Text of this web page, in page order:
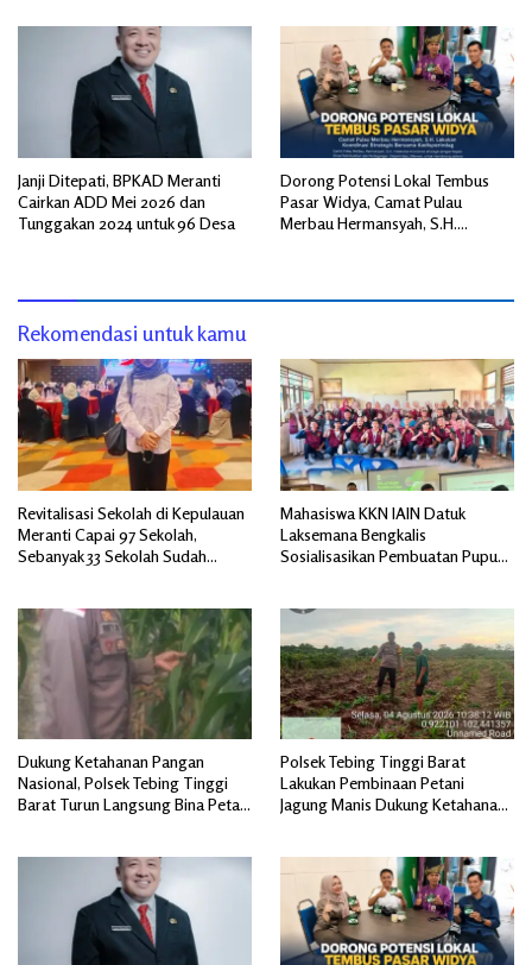
Janji Ditepati, BPKAD Meranti
Cairkan ADD Mei 2026 dan
Tunggakan 2024 untuk 96 Desa
Dorong Potensi Lokal Tembus
Pasar Widya, Camat Pulau
Merbau Hermansyah, S.H.
Rekomendasi untuk kamu
Revitalisasi Sekolah di Kepulauan
Meranti Capai 97 Sekolah,
Sebanyak 33 Sekolah Sudah
Mahasiswa KKN IAIN Datuk
Laksemana Bengkalis
Sosialisasikan Pembuatan Pupuk
Dukung Ketahanan Pangan
Nasional, Polsek Tebing Tinggi
Barat Turun Langsung Bina Petani
Polsek Tebing Tinggi Barat
Lakukan Pembinaan Petani
Jagung Manis Dukung Ketahanan